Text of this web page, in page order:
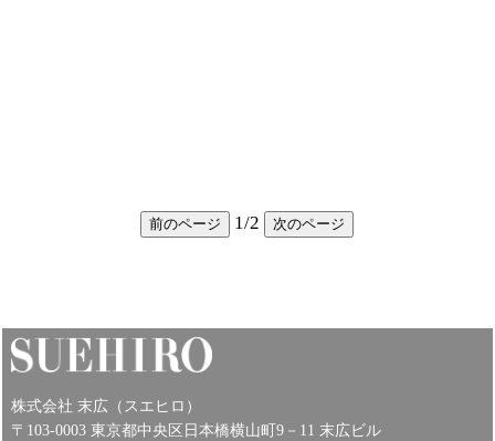
前のページ 1/2 次のページ
株式会社 末広（スエヒロ）
〒103-0003 東京都中央区日本橋横山町9－11 末広ビル